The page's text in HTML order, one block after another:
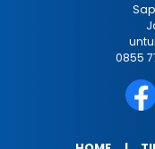
0855